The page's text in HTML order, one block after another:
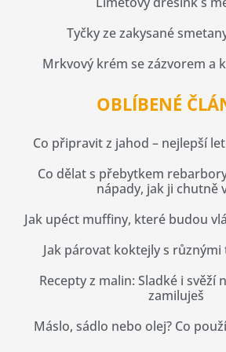
Tyčky ze zakysané
Mrkvový krém se zázvorem a
OBLÍBENÉ
Co připravit z jahod – nejlepší
Co dělat s přebytkem
nápady, jak ji chutně
Jak upéct muffiny, které budou
Jak párovat koktejly s různými
Recepty z malin: Sladké i svěží
zamiluješ
Máslo, sádlo nebo olej? Co